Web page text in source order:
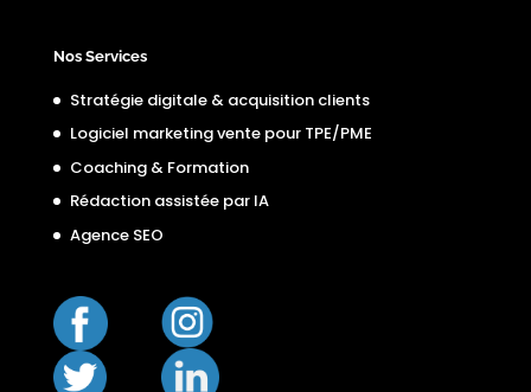
Nos Services
Stratégie digitale & acquisition clients
Logiciel marketing vente pour TPE/PME
Coaching & Formation
Rédaction assistée par IA
Agence SEO